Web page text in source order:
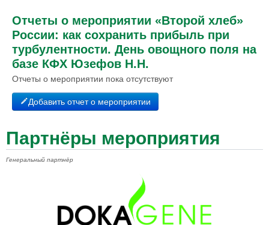
Отчеты о мероприятии «Второй хлеб»
России: как сохранить прибыль при
турбулентности. День овощного поля на
базе КФХ Юзефов Н.Н.
Отчеты о мероприятии пока отсутствуют
Добавить отчет о мероприятии
Партнёры мероприятия
Генеральный партнёр